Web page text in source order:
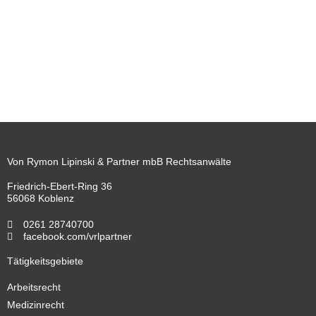
Von Rymon Lipinski & Partner mbB Rechtsanwälte
Friedrich-Ebert-Ring 36
56068 Koblenz
0261 28740700
facebook.com/vrlpartner
Tätigkeitsgebiete
Arbeitsrecht
Medizinrecht